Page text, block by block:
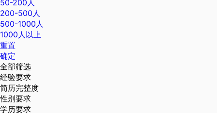
50-200人
200-500人
500-1000人
1000人以上
重置
确定
全部筛选
经验要求
简历完整度
性别要求
学历要求